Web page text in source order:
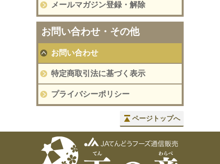
メールマガジン登録・解除
お問い合わせ・その他
お問い合わせ
特定商取引法に基づく表示
プライバシーポリシー
ページトップへ